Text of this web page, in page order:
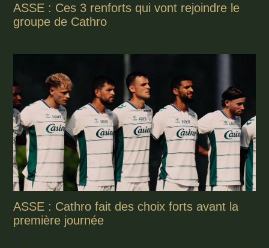
ASSE : Ces 3 renforts qui vont rejoindre le
groupe de Cathro
ASSE : Cathro fait des choix forts avant la
première journée